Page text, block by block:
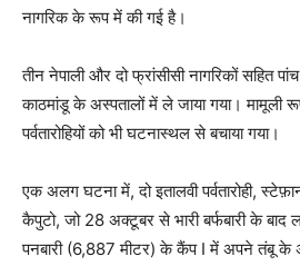
नागरिक के रूप में की गई है।
तीन नेपाली और दो फ्रांसीसी नागरिकों सहित
काठमांडू के अस्पतालों में ले जाया गया। मामूली
पर्वतारोहियों को भी घटनास्थल से बचाया गया।
एक अलग घटना में, दो इतालवी पर्वतारोही,
कैपुटो, जो 28 अक्टूबर से भारी बर्फबारी के बाद
पनबारी (6,887 मीटर) के कैंप I में अपने तंबू के